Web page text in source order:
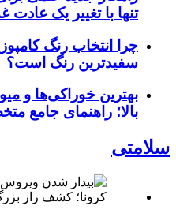
تنها با تغییر یک عادت
چرا انتخاب رنگ
سفیدترین رنگ است؟
بهترین خوراکی‌ها و
بالا؛ راهنمای جامع
سلامتی